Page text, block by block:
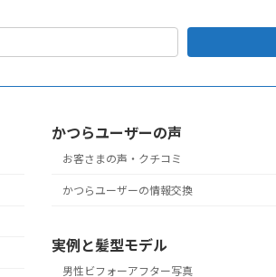
かつらユーザーの声
お客さまの声・クチコミ
かつらユーザーの情報交換
実例と髪型モデル
男性ビフォーアフター写真